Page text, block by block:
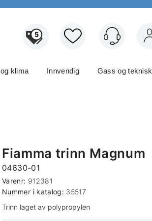
5
klima Innvendig Gass og teknisk
Fiamma trinn Magnum
04630-01
Varenr: 912381
Nummer i katalog: 35517
Trinn laget av polypropylen